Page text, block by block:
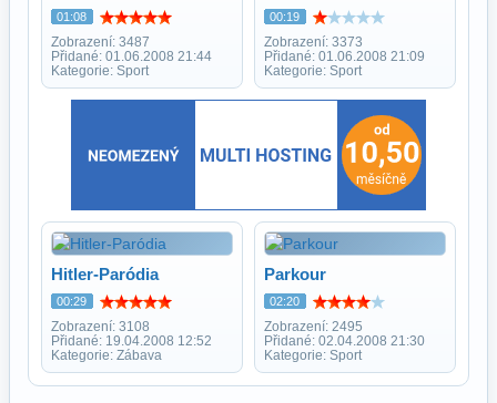
01:08
Zobrazení: 3487
Přidané: 01.06.2008 21:44
Kategorie: Sport
00:19
Zobrazení: 3373
Přidané: 01.06.2008 21:09
Kategorie: Sport
Hitler-Paródia
00:29
Zobrazení: 3108
Přidané: 19.04.2008 12:52
Kategorie: Zábava
Parkour
02:20
Zobrazení: 2495
Přidané: 02.04.2008 21:30
Kategorie: Sport